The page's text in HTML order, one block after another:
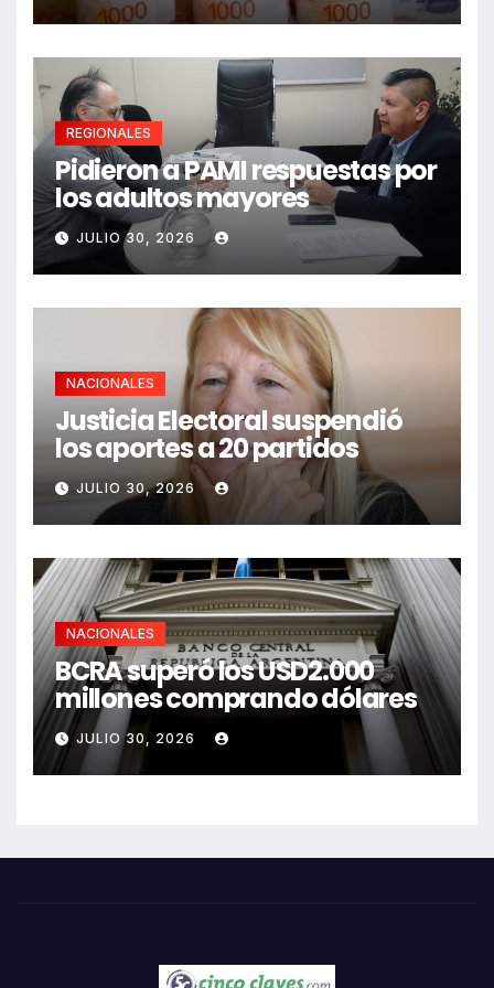
REGIONALES
Pidieron a PAMI respuestas por
los adultos mayores
JULIO 30, 2026
NACIONALES
Justicia Electoral suspendió
los aportes a 20 partidos
JULIO 30, 2026
NACIONALES
BCRA superó los USD2.000
millones comprando dólares
JULIO 30, 2026